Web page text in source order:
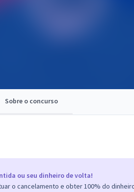
Sobre o concurso
ou seu dinheiro de volta!
o cancelamento e obter 100% do